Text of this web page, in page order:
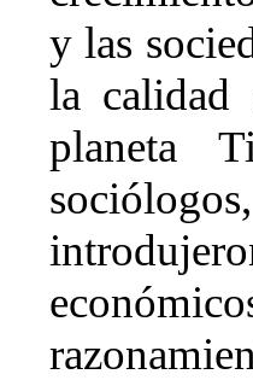
y las
la calidad
planeta